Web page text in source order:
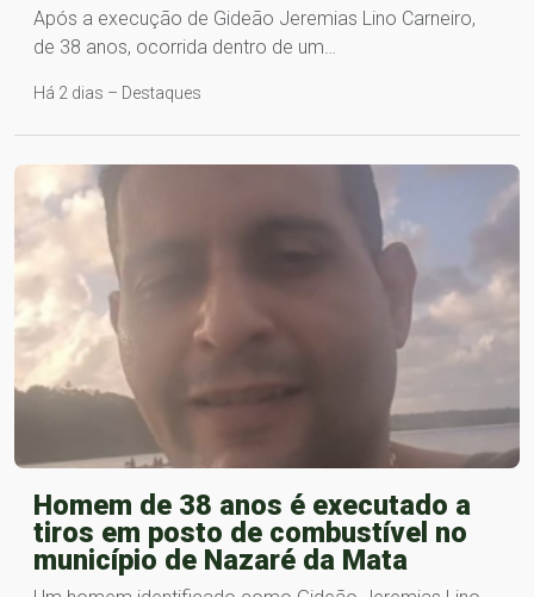
Após a execução de Gideão Jeremias Lino Carneiro,
de 38 anos, ocorrida dentro de um…
Há 2 dias – Destaques
Homem de 38 anos é executado a
tiros em posto de combustível no
município de Nazaré da Mata